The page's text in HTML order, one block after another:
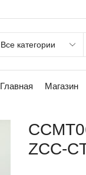
Главная Магазин
ZCC-